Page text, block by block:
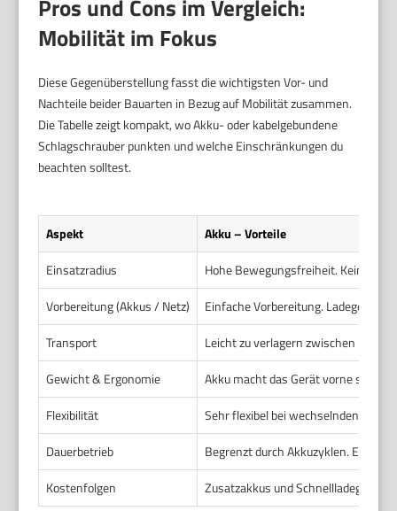
Pros und Cons im Vergleich:
Mobilität im Fokus
Diese Gegenüberstellung fasst die wichtigsten Vor- und
Nachteile beider Bauarten in Bezug auf Mobilität zusammen.
Die Tabelle zeigt kompakt, wo Akku- oder kabelgebundene
Schlagschrauber punkten und welche Einschränkungen du
beachten solltest.
Aspekt
Akku – Vorteile
Einsatzradius
Hohe Bewegungsfreiheit. Kein
Vorbereitung (Akkus / Netz)
Einfache Vorbereitung. Ladegeräte
Transport
Leicht zu verlagern zwischen
Gewicht & Ergonomie
Akku macht das Gerät vorne
Flexibilität
Sehr flexibel bei wechselnden
Dauerbetrieb
Begrenzt durch Akkuzyklen.
Kostenfolgen
Zusatzakkus und Schnellladegeräte